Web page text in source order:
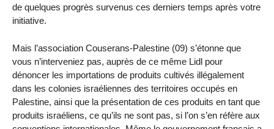
de quelques progrès survenus ces derniers temps après votre
initiative.
Mais l’association Couserans-Palestine (09) s’étonne que
vous n’interveniez pas, auprès de ce même Lidl pour
dénoncer les importations de produits cultivés illégalement
dans les colonies israéliennes des territoires occupés en
Palestine, ainsi que la présentation de ces produits en tant que
produits israéliens, ce qu’ils ne sont pas, si l’on s’en réfère aux